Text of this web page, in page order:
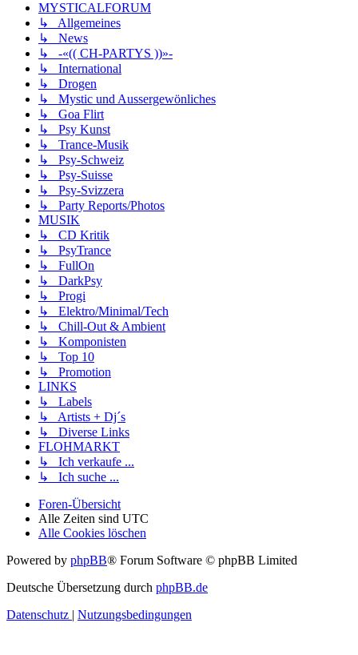
MYSTICALFORUM
↳ Allgemeines
↳ News
↳ -«(( CH-PARTYS ))»-
↳ International
↳ Drogen
↳ Mystic und Aussergewönliches
↳ Goa Flirt
↳ Psy Kunst
↳ Trance-Musik
↳ Psy-Schweiz
↳ Psy-Suisse
↳ Psy-Svizzera
↳ Party Reports/Photos
MUSIK
↳ CD Kritik
↳ PsyTrance
↳ FullOn
↳ DarkPsy
↳ Progi
↳ Elektro/Minimal/Tech
↳ Chill-Out & Ambient
↳ Komponisten
↳ Top 10
↳ Promotion
LINKS
↳ Labels
↳ Artists + Dj´s
↳ Diverse Links
FLOHMARKT
↳ Ich verkaufe ...
↳ Ich suche ...
Foren-Übersicht
Alle Zeiten sind UTC
Alle Cookies löschen
Powered by phpBB® Forum Software © phpBB Limited
Deutsche Übersetzung durch phpBB.de
Datenschutz | Nutzungsbedingungen